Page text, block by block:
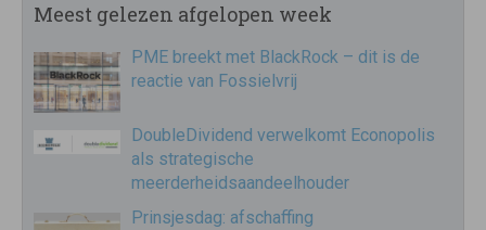
Meest gelezen afgelopen week
PME breekt met BlackRock – dit is de
reactie van Fossielvrij
DoubleDividend verwelkomt Econopolis
als strategische
meerderheidsaandeelhouder
Prinsjesdag: afschaffing